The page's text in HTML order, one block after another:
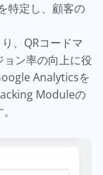
特定し、顧客の
、QRコードマ
ン率の向上に役
Analyticsを
Moduleの